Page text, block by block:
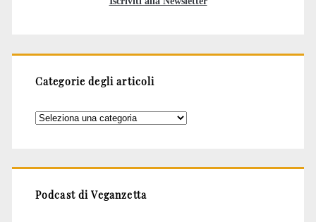
Categorie degli articoli
Categorie
Podcast di Veganzetta